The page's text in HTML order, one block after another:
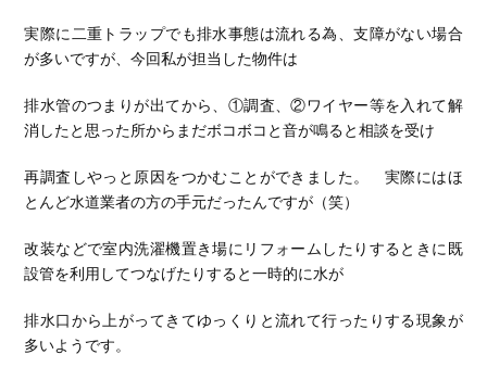
実際に二重トラップでも排水事態は流れる為、支障がない場合
が多いですが、今回私が担当した物件は
排水管のつまりが出てから、①調査、②ワイヤー等を入れて解
消したと思った所からまだボコボコと音が鳴ると相談を受け
再調査しやっと原因をつかむことができました。 実際にはほ
とんど水道業者の方の手元だったんですが（笑）
改装などで室内洗濯機置き場にリフォームしたりするときに既
設管を利用してつなげたりすると一時的に水が
排水口から上がってきてゆっくりと流れて行ったりする現象が
多いようです。